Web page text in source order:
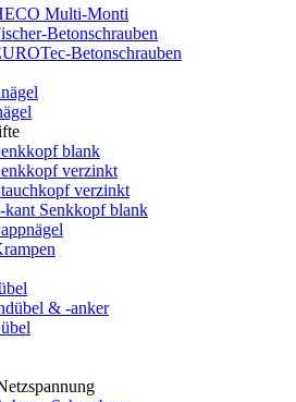
Multi-Monti
Betonschrauben
Betonschrauben
blank
verzinkt
verzinkt
kant Senkkopf blank
& -anker